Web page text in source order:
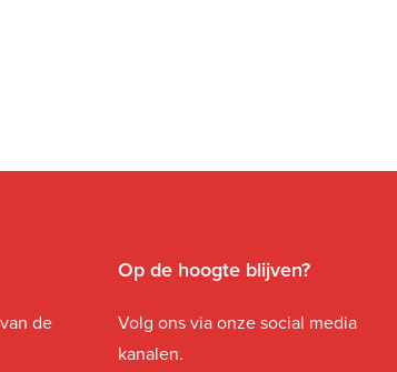
de
Op de hoogte blijven?
Volg ons via onze social media
kanalen.